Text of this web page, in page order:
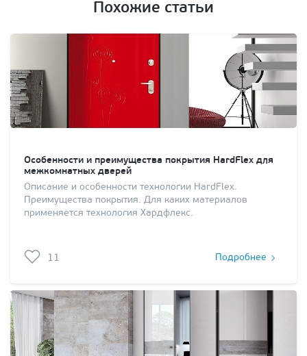
Похожие статьи
Особенности и преимущества покрытия HardFlex для
межкомнатных дверей
Описание и особенности технологии HardFlex.
Преимущества покрытия. Для каких материалов
применяется технология Хардфлекс.
11 Подробнее